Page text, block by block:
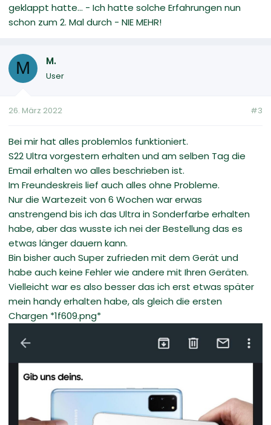
geklappt hatte... - Ich hatte solche Erfahrungen nun
schon zum 2. Mal durch - NIE MEHR!
M M.
User
26. März 2022 #3
Bei mir hat alles problemlos funktioniert.
S22 Ultra vorgestern erhalten und am selben Tag die
Email erhalten wo alles beschrieben ist.
Im Freundeskreis lief auch alles ohne Probleme.
Nur die Wartezeit von 6 Wochen war erwas
anstrengend bis ich das Ultra in Sonderfarbe erhalten
habe, aber das wusste ich nei der Bestellung das es
etwas länger dauern kann.
Bin bisher auch Super zufrieden mit dem Gerät und
habe auch keine Fehler wie andere mit Ihren Geräten.
Vielleicht war es also besser das ich erst etwas später
mein handy erhalten habe, als gleich die ersten
Chargen *1f609.png*